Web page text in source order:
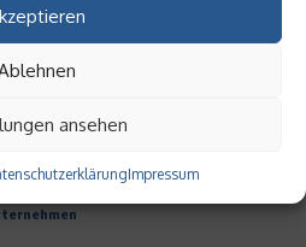
ansehen
Impressum